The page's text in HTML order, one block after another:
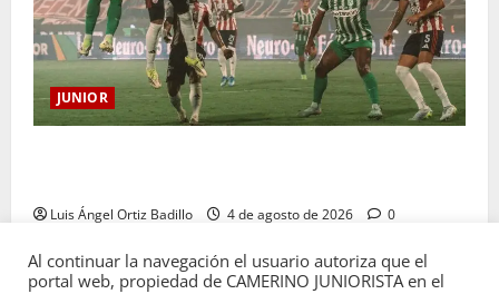
JUNIOR
Luis Ángel Ortiz Badillo 4 de agosto de 2026 0
Al continuar la navegación el usuario autoriza que el
portal web, propiedad de CAMERINO JUNIORISTA en el